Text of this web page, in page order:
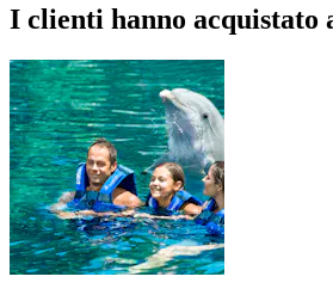
I clienti hanno acquistato